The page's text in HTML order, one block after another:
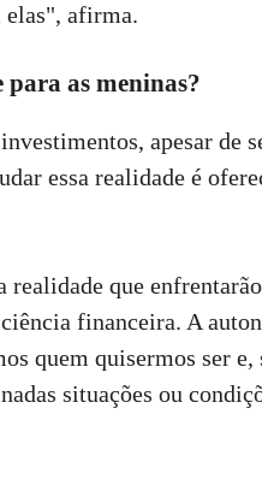
elas", afirma.
as meninas?
apesar de
essa realidade é
realidade que
financeira. A
quem quisermos ser
situações ou